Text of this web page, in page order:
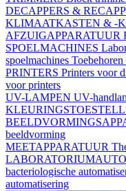
DECAPPERS &
KLIMAATKASTEN & -
AFZUIGAPPARATUUR
SPOELMACHINES
spoelmachines
PRINTERS Printers voor
voor printers
UV-LAMPEN UV-
beeldvorming
MEETAPPARATUUR
bacteriologische
automatisering